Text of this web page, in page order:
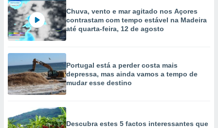
Chuva, vento e mar agitado nos Açores
contrastam com tempo estável na Madeira
até quarta-feira, 12 de agosto
Portugal está a perder costa mais
depressa, mas ainda vamos a tempo de
mudar esse destino
Descubra estes 5 factos interessantes que